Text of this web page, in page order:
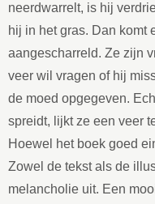
neerdwarrelt, is hij
hij in het gras. Dan komt
aangescharreld. Ze zijn
veer wil vragen of hij
de moed opgegeven.
spreidt, lijkt ze een veer
Hoewel het boek goed
Zowel de tekst als de
melancholie uit. Een